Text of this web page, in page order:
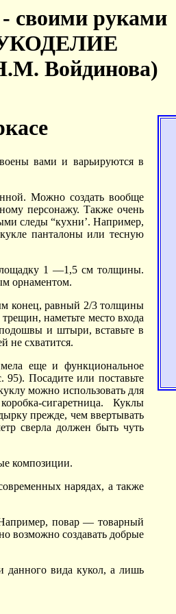
своими руками
Войдинова)
вами и варьируются в
Можно создать вообще
персонажу. Также очень
следы “кухни’. Например,
панталоны или тесную
1 —1,5 см толщины.
орнаментом.
конец, равный 2/3 толщины
наметьте место входа
и штыри, вставьте в
не схватится.
еще и функциональное
95). Посадите или поставьте
можно использовать для
сигаретница. Куклы
прежде, чем ввертывать
сверла должен быть чуть
композиции.
нарядах, а также
повар — товарный
возможно создавать добрые
данного вида кукол, а лишь